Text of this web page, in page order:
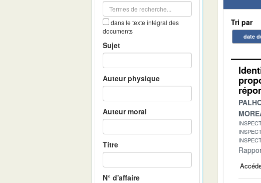
dans le texte intégral des
documents
Sujet
Auteur physique
Auteur moral
Titre
N° d'affaire
Tri par
date